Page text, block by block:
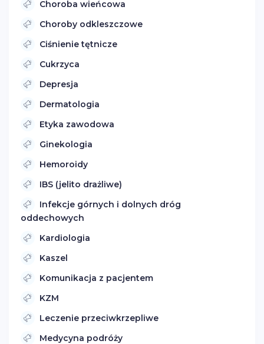
Choroba wieńcowa
Choroby odkleszczowe
Ciśnienie tętnicze
Cukrzyca
Depresja
Dermatologia
Etyka zawodowa
Ginekologia
Hemoroidy
IBS (jelito drażliwe)
Infekcje górnych i dolnych dróg
oddechowych
Kardiologia
Kaszel
Komunikacja z pacjentem
KZM
Leczenie przeciwkrzepliwe
Medycyna podróży